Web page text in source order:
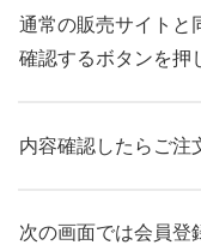
通常の販売サイトと
確認するボタンを押
内容確認したらご注
次の画面では会員登